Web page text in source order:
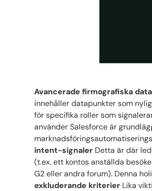
Avancerade firmografiska data
innehåller datapunkter som
för specifika roller som
använder Salesforce är
intent-signaler Detta är där
(t.ex. ett kontos anställda
G2 eller andra forum). Denna
exkluderande kriterier Lika